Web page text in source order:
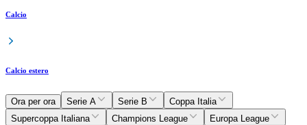
Calcio
Calcio estero
Ora per ora Serie A Serie B
Coppa Italia
Supercoppa Italiana
Champions League
Europa League